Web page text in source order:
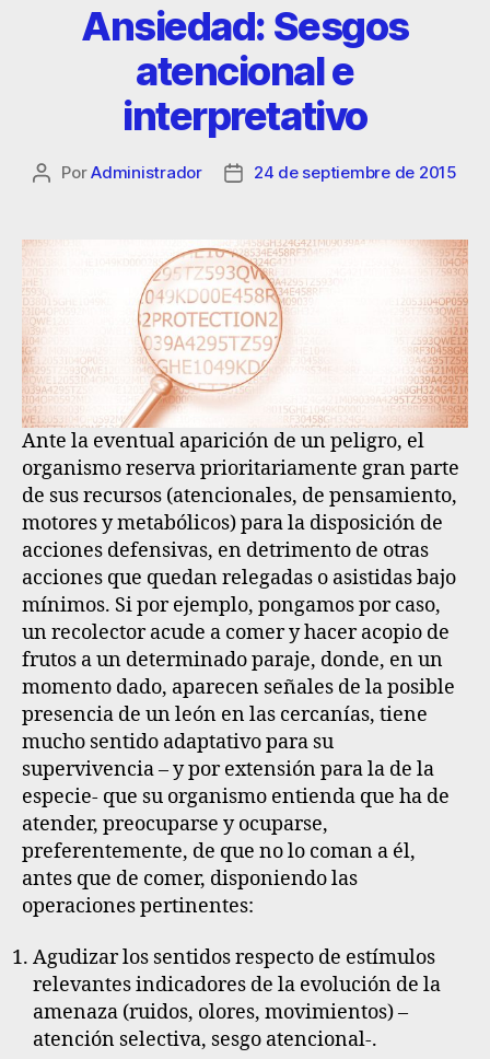
Ansiedad: Sesgos
atencional e
interpretativo
PorAdministrador 24 de septiembre de 2015
Ante la eventual aparición de un peligro, el
organismo reserva prioritariamente gran parte
de sus recursos (atencionales, de pensamiento,
motores y metabólicos) para la disposición de
acciones defensivas, en detrimento de otras
acciones que quedan relegadas o asistidas bajo
mínimos. Si por ejemplo, pongamos por caso,
un recolector acude a comer y hacer acopio de
frutos a un determinado paraje, donde, en un
momento dado, aparecen señales de la posible
presencia de un león en las cercanías, tiene
mucho sentido adaptativo para su
supervivencia – y por extensión para la de la
especie- que su organismo entienda que ha de
atender, preocuparse y ocuparse,
preferentemente, de que no lo coman a él,
antes que de comer, disponiendo las
operaciones pertinentes:
Agudizar los sentidos respecto de estímulos
relevantes indicadores de la evolución de la
amenaza (ruidos, olores, movimientos) –
atención selectiva, sesgo atencional-.